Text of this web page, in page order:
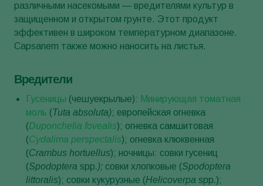
различными насекомыми — вредителями культур в
защищенном и открытом грунте. Этот продукт
эффективен в широком температурном диапазоне.
Capsanem также можно наносить на листья.
Вредители
Гусеницы (чешуекрылые): Минирующая томатная
моль (Tuta absoluta); европейская огневка
(Duponchelia fovealis); огневка самшитовая
(Cydalima perspectalis); огневка клюквенная
(Crambus hortuellus); ночницы: совки гусениц
(Spodoptera spp.); совки хлопковые (Spodoptera
littoralis); совки кукурузные (Helicoverpa spp.);